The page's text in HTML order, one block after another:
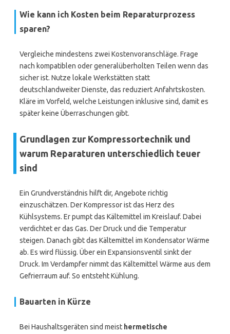
Wie kann ich Kosten beim Reparaturprozess
sparen?
Vergleiche mindestens zwei Kostenvoranschläge. Frage
nach kompatiblen oder generalüberholten Teilen wenn das
sicher ist. Nutze lokale Werkstätten statt
deutschlandweiter Dienste, das reduziert Anfahrtskosten.
Kläre im Vorfeld, welche Leistungen inklusive sind, damit es
später keine Überraschungen gibt.
Grundlagen zur Kompressortechnik und
warum Reparaturen unterschiedlich teuer
sind
Ein Grundverständnis hilft dir, Angebote richtig
einzuschätzen. Der Kompressor ist das Herz des
Kühlsystems. Er pumpt das Kältemittel im Kreislauf. Dabei
verdichtet er das Gas. Der Druck und die Temperatur
steigen. Danach gibt das Kältemittel im Kondensator Wärme
ab. Es wird flüssig. Über ein Expansionsventil sinkt der
Druck. Im Verdampfer nimmt das Kältemittel Wärme aus dem
Gefrierraum auf. So entsteht Kühlung.
Bauarten in Kürze
Bei Haushaltsgeräten sind meist hermetische